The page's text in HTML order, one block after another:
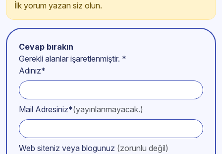
İlk yorum yazan siz olun.
Cevap bırakın
Gerekli alanlar işaretlenmiştir. *
Adınız*
Mail Adresiniz*(yayınlanmayacak.)
Web siteniz veya blogunuz (zorunlu değil)